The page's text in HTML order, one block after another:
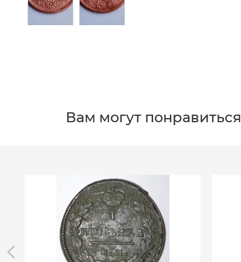
Вам могут понравиться